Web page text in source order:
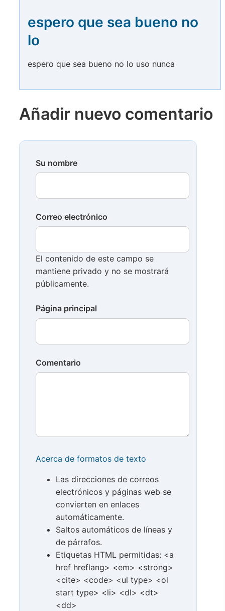
espero que sea bueno no
lo
espero que sea bueno no lo uso nunca
Añadir nuevo comentario
Su nombre
Correo electrónico
El contenido de este campo se
mantiene privado y no se mostrará
públicamente.
Página principal
Comentario
Acerca de formatos de texto
Las direcciones de correos
electrónicos y páginas web se
convierten en enlaces
automáticamente.
Saltos automáticos de líneas y
de párrafos.
Etiquetas HTML permitidas: <a
href hreflang> <em> <strong>
<cite> <code> <ul type> <ol
start type> <li> <dl> <dt>
<dd>